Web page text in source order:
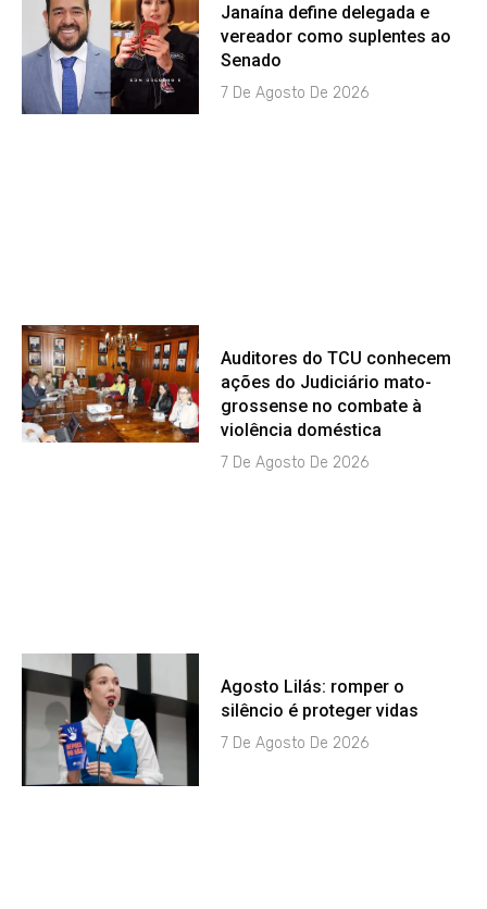
Janaína define delegada e
vereador como suplentes ao
Senado
7 De Agosto De 2026
Auditores do TCU conhecem
ações do Judiciário mato-
grossense no combate à
violência doméstica
7 De Agosto De 2026
Agosto Lilás: romper o
silêncio é proteger vidas
7 De Agosto De 2026